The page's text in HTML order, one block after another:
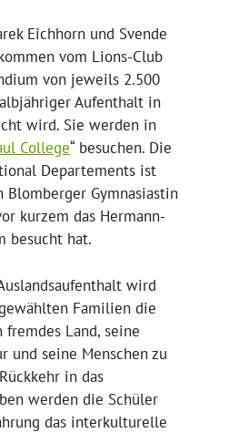
Eichhorn und Svende
vom Lions-Club
von jeweils 2.500
Aufenthalt in
wird. Sie werden in
College“ besuchen. Die
Departements ist
Gymnasiastin
kurzem das Hermann-
besucht hat.
wird
Familien die
fremdes Land, seine
und seine Menschen zu
in das
werden die Schüler
das interkulturelle